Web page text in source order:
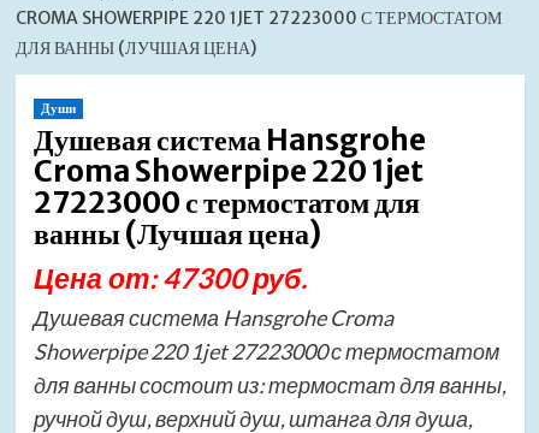
CROMA SHOWERPIPE 220 1JET 27223000 С ТЕРМОСТАТОМ
ДЛЯ ВАННЫ (ЛУЧШАЯ ЦЕНА)
Души
Душевая система Hansgrohe
Croma Showerpipe 220 1jet
27223000 с термостатом для
ванны (Лучшая цена)
Цена от: 47300 руб.
Душевая система Hansgrohe Croma
Showerpipe 220 1jet 27223000 с термостатом
для ванны состоит из: термостат для ванны,
ручной душ, верхний душ, штанга для душа,